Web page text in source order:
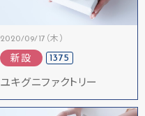
2020/09/17（木）
新設 1375
ユキグニファクトリー